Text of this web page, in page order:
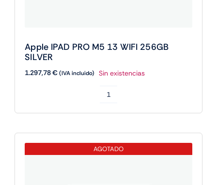
Apple IPAD PRO M5 13 WIFI 256GB
SILVER
1.297,78€(IVA incluido) Sin existencias
IPAD
13
AGOTADO